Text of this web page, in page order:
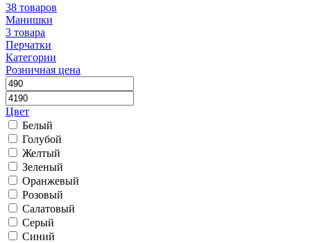
38 товаров
Манишки
3 товара
Перчатки
Категории
Розничная цена
Цвет
Белый
Голубой
Желтый
Зеленый
Оранжевый
Розовый
Салатовый
Серый
Синий